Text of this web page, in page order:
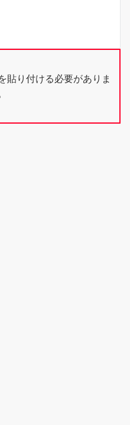
貼り付ける必要がありま